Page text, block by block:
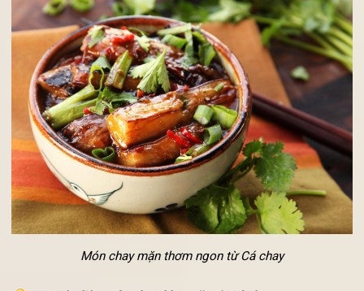
biến đúng cách. Món cá chay kho là một ví dụ điển hình.